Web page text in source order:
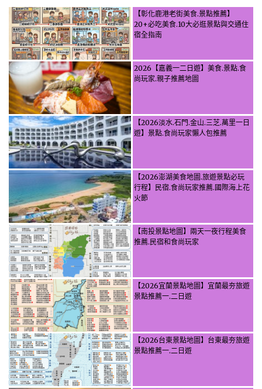
【彰化鹿港老街美食.景點推薦】
20+必吃美食.10大必逛景點與交通住
宿全指南
2026【嘉義一二日遊】美食.景點.食
尚玩家.親子推薦地圖
【2026淡水.石門.金山.三芝.萬里一日
遊】景點.食尚玩家懶人包推薦
【2026澎湖美食地圖.旅遊景點必玩
行程】民宿.食尚玩家推薦.國際海上花
火節
【南投景點地圖】兩天一夜行程美食
推薦.民宿和食尚玩家
【2026宜蘭景點地圖】宜蘭最夯旅遊
景點推薦一.二日遊
【2026台東景點地圖】台東最夯旅遊
景點推薦一.二日遊